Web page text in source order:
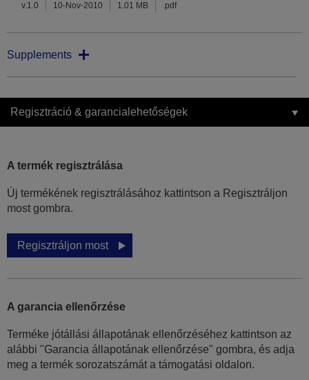
v.1.0 10-Nov-2010 1.01 MB .pdf
Supplements
Regisztráció & garancialehetőségek
A termék regisztrálása
Új termékének regisztrálásához kattintson a Regisztráljon
most gombra.
Regisztráljon most
A garancia ellenőrzése
Terméke jótállási állapotának ellenőrzéséhez kattintson az
alábbi "Garancia állapotának ellenőrzése" gombra, és adja
meg a termék sorozatszámát a támogatási oldalon.